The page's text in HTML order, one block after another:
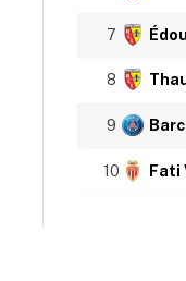
7
8
9
10 Fati